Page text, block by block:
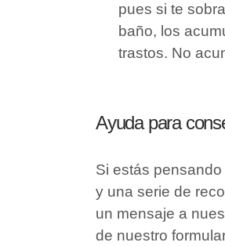
pues si te
baño, los
trastos. No
Ayuda para
Si estás
y una serie de
un mensaje a
de nuestro